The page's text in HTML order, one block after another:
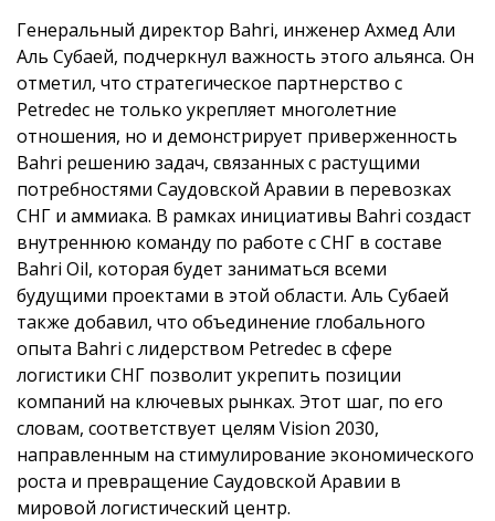
Генеральный директор Bahri, инженер Ахмед Али
Аль Субаей, подчеркнул важность этого альянса. Он
отметил, что стратегическое партнерство с
Petredec не только укрепляет многолетние
отношения, но и демонстрирует приверженность
Bahri решению задач, связанных с растущими
потребностями Саудовской Аравии в перевозках
СНГ и аммиака. В рамках инициативы Bahri создаст
внутреннюю команду по работе с СНГ в составе
Bahri Oil, которая будет заниматься всеми
будущими проектами в этой области. Аль Субаей
также добавил, что объединение глобального
опыта Bahri с лидерством Petredec в сфере
логистики СНГ позволит укрепить позиции
компаний на ключевых рынках. Этот шаг, по его
словам, соответствует целям Vision 2030,
направленным на стимулирование экономического
роста и превращение Саудовской Аравии в
мировой логистический центр.